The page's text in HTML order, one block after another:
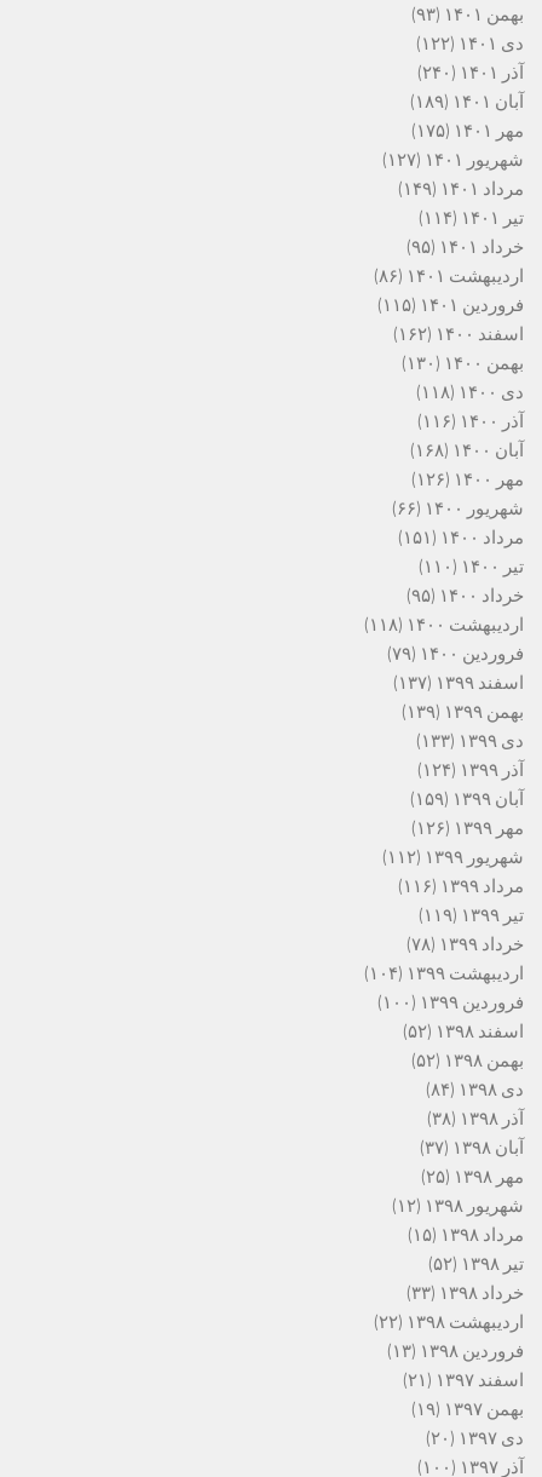
بهمن ۱۴۰۱
(۹۳)
دی ۱۴۰۱
(۱۲۲)
آذر ۱۴۰۱
(۲۴۰)
آبان ۱۴۰۱
(۱۸۹)
مهر ۱۴۰۱
(۱۷۵)
شهریور ۱۴۰۱
(۱۲۷)
مرداد ۱۴۰۱
(۱۴۹)
تیر ۱۴۰۱
(۱۱۴)
خرداد ۱۴۰۱
(۹۵)
اردیبهشت ۱۴۰۱
(۸۶)
فروردین ۱۴۰۱
(۱۱۵)
اسفند ۱۴۰۰
(۱۶۲)
بهمن ۱۴۰۰
(۱۳۰)
دی ۱۴۰۰
(۱۱۸)
آذر ۱۴۰۰
(۱۱۶)
آبان ۱۴۰۰
(۱۶۸)
مهر ۱۴۰۰
(۱۲۶)
شهریور ۱۴۰۰
(۶۶)
مرداد ۱۴۰۰
(۱۵۱)
تیر ۱۴۰۰
(۱۱۰)
خرداد ۱۴۰۰
(۹۵)
اردیبهشت ۱۴۰۰
(۱۱۸)
فروردین ۱۴۰۰
(۷۹)
اسفند ۱۳۹۹
(۱۳۷)
بهمن ۱۳۹۹
(۱۳۹)
دی ۱۳۹۹
(۱۳۳)
آذر ۱۳۹۹
(۱۲۴)
آبان ۱۳۹۹
(۱۵۹)
مهر ۱۳۹۹
(۱۲۶)
شهریور ۱۳۹۹
(۱۱۲)
مرداد ۱۳۹۹
(۱۱۶)
تیر ۱۳۹۹
(۱۱۹)
خرداد ۱۳۹۹
(۷۸)
اردیبهشت ۱۳۹۹
(۱۰۴)
فروردین ۱۳۹۹
(۱۰۰)
اسفند ۱۳۹۸
(۵۲)
بهمن ۱۳۹۸
(۵۲)
دی ۱۳۹۸
(۸۴)
آذر ۱۳۹۸
(۳۸)
آبان ۱۳۹۸
(۳۷)
مهر ۱۳۹۸
(۲۵)
شهریور ۱۳۹۸
(۱۲)
مرداد ۱۳۹۸
(۱۵)
تیر ۱۳۹۸
(۵۲)
خرداد ۱۳۹۸
(۳۳)
اردیبهشت ۱۳۹۸
(۲۲)
فروردین ۱۳۹۸
(۱۳)
اسفند ۱۳۹۷
(۲۱)
بهمن ۱۳۹۷
(۱۹)
دی ۱۳۹۷
(۲۰)
آذر ۱۳۹۷
(۱۰۰)